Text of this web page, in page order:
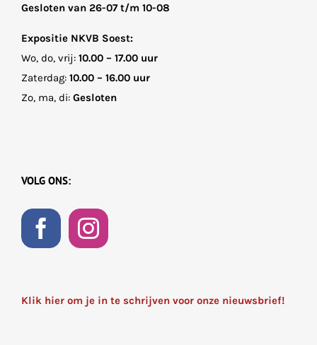
Gesloten van 26-07 t/m 10-08
Expositie NKVB Soest:
Wo, do, vrij: 10.00 – 17.00 uur
Zaterdag: 10.00 – 16.00 uur
Zo, ma, di: Gesloten
VOLG ONS:
Klik hier om je in te schrijven voor onze nieuwsbrief!